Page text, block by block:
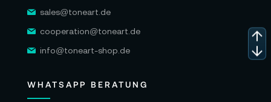
sales@toneart.de
cooperation@toneart.de
info@toneart-shop.de
WHATSAPP BERATUNG